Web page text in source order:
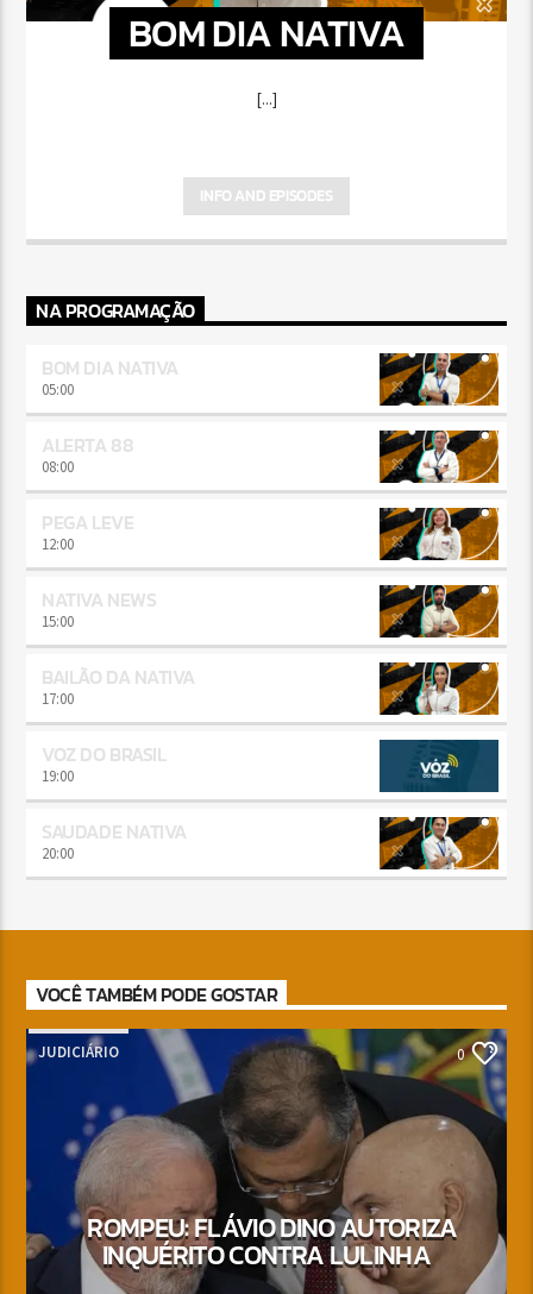
BOM DIA NATIVA
[...]
INFO AND EPISODES
NA PROGRAMAÇÃO
BOM DIA NATIVA
05:00
ALERTA 88
08:00
PEGA LEVE
12:00
NATIVA NEWS
15:00
BAILÃO DA NATIVA
17:00
VOZ DO BRASIL
19:00
SAUDADE NATIVA
20:00
VOCÊ TAMBÉM PODE GOSTAR
JUDICIÁRIO 0
ROMPEU: FLÁVIO DINO AUTORIZA
INQUÉRITO CONTRA LULINHA